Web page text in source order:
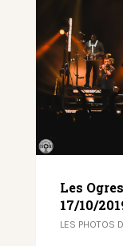
Les
17/10/
LES PHOTOS